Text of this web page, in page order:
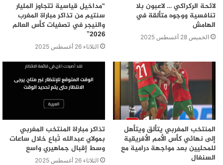
لائحة الركراكي … لاعبون بلا
تنافسية ووجوه متألقة في
الهامش
الخميس 28 أغسطس 2025
“مداخيل قياسية تتجاوز المليار
سنتيم من تذاكر مباراة المغرب
والنيجر في تصفيات كأس العالم
2026”
الثلاثاء 26 أغسطس 2025
المنتخب المغربي يتألق ويتأهل
إلى نهائي كأس الأمم الأفريقية
للمحليين بعد مواجهة درامية مع
السنغال
تذاكر مباراة المنتخب المغربي
بمولاي عبدالله تُباع خلال ساعات
وسط إقبال جماهيري واسع
الثلاثاء 26 أغسطس 2025